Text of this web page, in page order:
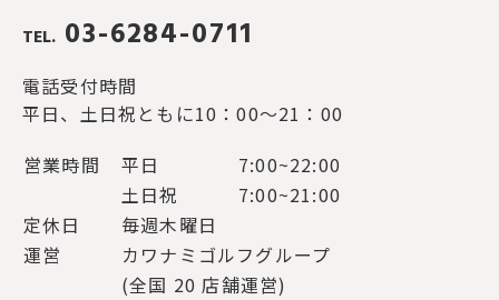
TEL. 03-6284-0711
電話受付時間
平日、土日祝ともに10：00～21：00
営業時間
平日
7:00~22:00
土日祝
7:00~21:00
定休日
毎週木曜日
運営
カワナミゴルフグループ
(全国 20 店舗運営)